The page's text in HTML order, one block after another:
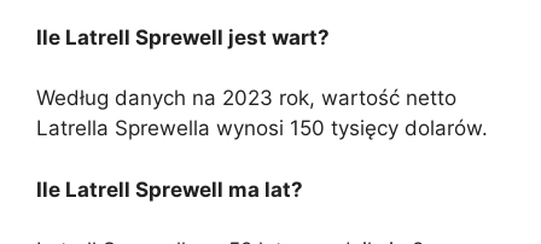
Ile Latrell Sprewell jest wart?
Według danych na 2023 rok, wartość netto
Latrella Sprewella wynosi 150 tysięcy dolarów.
Ile Latrell Sprewell ma lat?